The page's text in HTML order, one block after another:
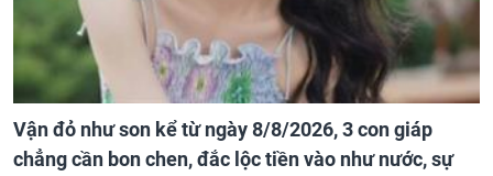
Vận đỏ như son kể từ ngày 8/8/2026, 3 con giáp
chẳng cần bon chen, đắc lộc tiền vào như nước, sự